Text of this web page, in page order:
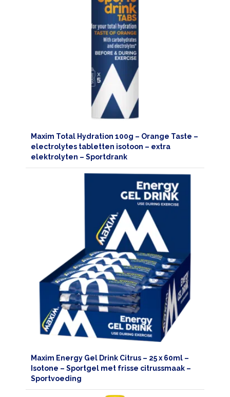
Maxim Total Hydration 100g – Orange Taste –
electrolytes tabletten isotoon – extra
elektrolyten – Sportdrank
Maxim Energy Gel Drink Citrus – 25 x 60ml –
Isotone – Sportgel met frisse citrussmaak –
Sportvoeding